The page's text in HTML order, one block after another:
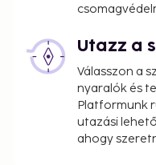
Utazz a
Válasszon a
nyaralók és
Platformunk
utazási
ahogy